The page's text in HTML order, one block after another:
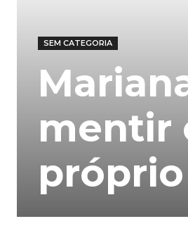
SEM CATEGORIA
mentir